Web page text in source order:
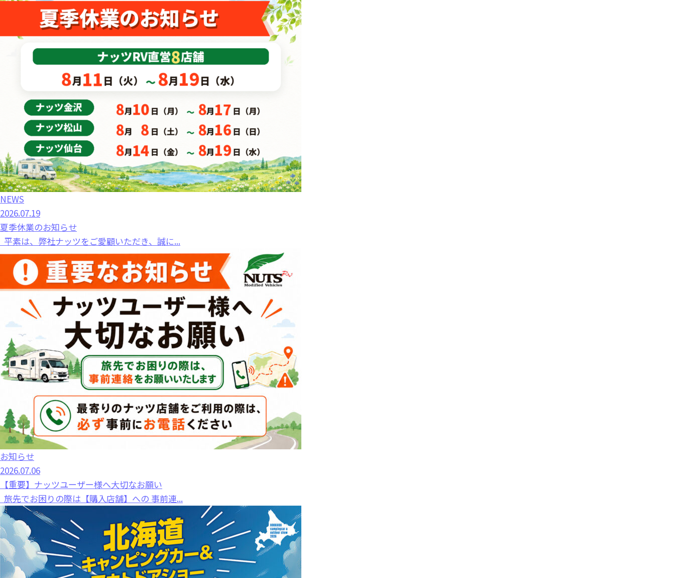
NEWS
2026.07.19
夏季休業のお知らせ
平素は、弊社ナッツをご愛顧いただき、誠に...
お知らせ
2026.07.06
【重要】ナッツユーザー様へ大切なお願い
旅先でお困りの際は【購入店舗】への 事前連...